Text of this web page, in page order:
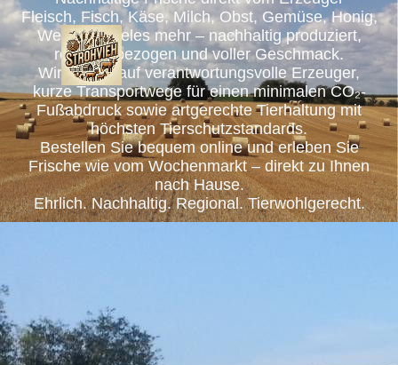
Fleisch, Fisch, Käse, Milch, Obst, Gemüse, Honig,
Wein und vieles mehr – nachhaltig produziert,
regional bezogen und voller Geschmack.
Wir setzen auf verantwortungsvolle Erzeuger,
kurze Transportwege für einen minimalen CO₂-
Fußabdruck sowie artgerechte Tierhaltung mit
höchsten Tierschutzstandards.
Bestellen Sie bequem online und erleben Sie
Frische wie vom Wochenmarkt – direkt zu Ihnen
nach Hause.
Ehrlich. Nachhaltig. Regional. Tierwohlgerecht.